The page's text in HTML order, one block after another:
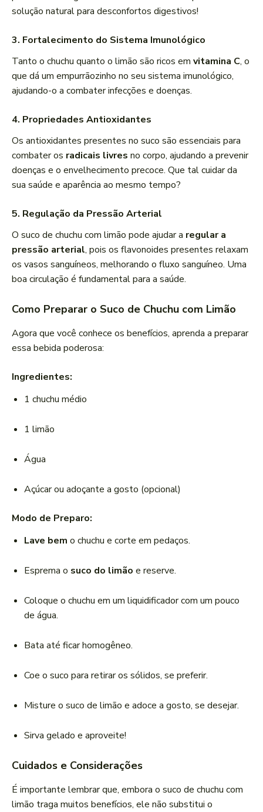
solução natural para desconfortos digestivos!
3. Fortalecimento do Sistema Imunológico
Tanto o chuchu quanto o limão são ricos em vitamina C, o
que dá um empurrãozinho no seu sistema imunológico,
ajudando-o a combater infecções e doenças.
4. Propriedades Antioxidantes
Os antioxidantes presentes no suco são essenciais para
combater os radicais livres no corpo, ajudando a prevenir
doenças e o envelhecimento precoce. Que tal cuidar da
sua saúde e aparência ao mesmo tempo?
5. Regulação da Pressão Arterial
O suco de chuchu com limão pode ajudar a regular a
pressão arterial, pois os flavonoides presentes relaxam
os vasos sanguíneos, melhorando o fluxo sanguíneo. Uma
boa circulação é fundamental para a saúde.
Como Preparar o Suco de Chuchu com Limão
Agora que você conhece os benefícios, aprenda a preparar
essa bebida poderosa:
Ingredientes:
1 chuchu médio
1 limão
Água
Açúcar ou adoçante a gosto (opcional)
Modo de Preparo:
Lave bem o chuchu e corte em pedaços.
Esprema o suco do limão e reserve.
Coloque o chuchu em um liquidificador com um pouco
de água.
Bata até ficar homogêneo.
Coe o suco para retirar os sólidos, se preferir.
Misture o suco de limão e adoce a gosto, se desejar.
Sirva gelado e aproveite!
Cuidados e Considerações
É importante lembrar que, embora o suco de chuchu com
limão traga muitos benefícios, ele não substitui o